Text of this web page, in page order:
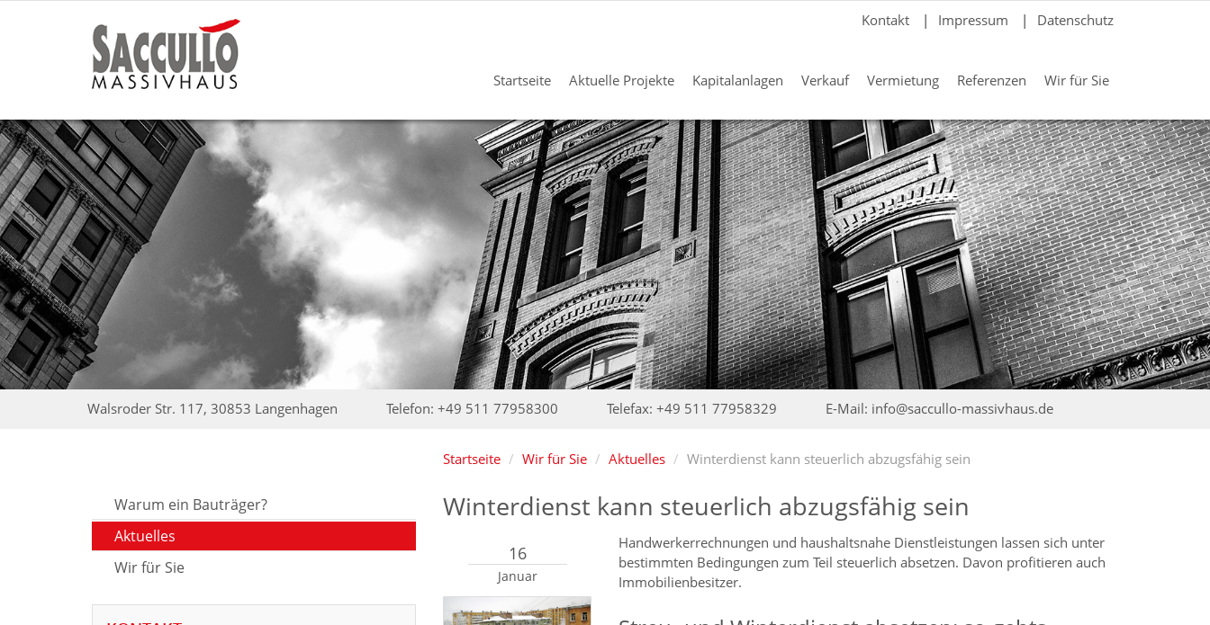
Kontakt | Impressum | Datenschutz
Startseite Aktuelle Projekte Kapitalanlagen Verkauf Vermietung Referenzen Wir für Sie
Walsroder Str. 117, 30853 Langenhagen Telefon: +49 511 77958300 Telefax: +49 511 77958329 E-Mail: info@saccullo-massivhaus.de
Startseite Wir für Sie Aktuelles Winterdienst kann steuerlich abzugsfähig sein
Winterdienst kann steuerlich abzugsfähig sein
16
Januar
Handwerkerrechnungen und haushaltsnahe Dienstleistungen lassen sich unter
bestimmten Bedingungen zum Teil steuerlich absetzen. Davon profitieren auch
Immobilienbesitzer.
Warum ein Bauträger?
Aktuelles
Wir für Sie